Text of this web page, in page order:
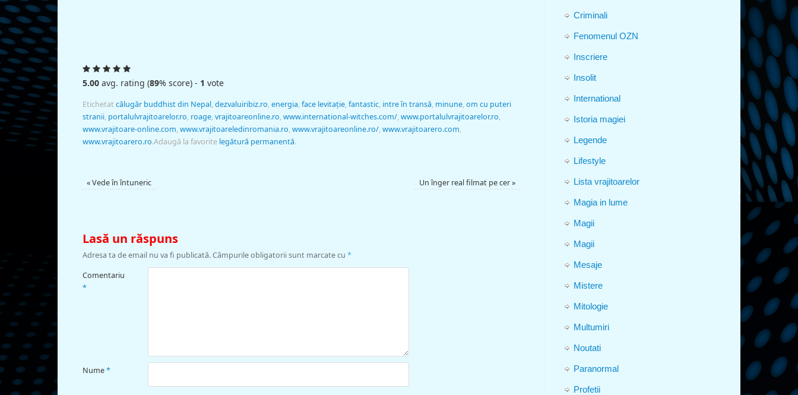
5.00 avg. rating (89% score) - 1 vote
Etichetat călugăr buddhist din Nepal,dezvaluiribiz.ro,energia,face levitaţie,fantastic, intre în transă, minune,om cu puteri
stranii, portalulvrajitoarelor.ro, roage,vrajitoareonline.ro,www.international-witches.com/,www.portalulvrajitoarelor.ro,
www.vrajitoare-online.com,www.vrajitoareledinromania.ro,www.vrajitoareonline.ro/,www.vrajitoarero.com,
www.vrajitoarero.ro.Adaugă la favorite legătură permanentă.
«Vede în întuneric Un înger real filmat pe cer»
Lasă un răspuns
Adresa ta de email nu va fi publicată.Câmpurile obligatorii sunt marcate cu *
Comentariu
*
Nume*
Criminali
Fenomenul OZN
Inscriere
Insolit
International
Istoria magiei
Legende
Lifestyle
Lista vrajitoarelor
Magia in lume
Magii
Magii
Mesaje
Mistere
Mitologie
Multumiri
Noutati
Paranormal
Profetii